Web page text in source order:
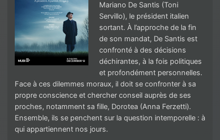
Mariano De Santis (Toni
Servillo), le président italien
sortant. À l’approche de la fin
de son mandat, De Santis est
confronté à des décisions
déchirantes, à la fois politiques
et profondément personnelles.
Face à ces dilemmes moraux, il doit se confronter à sa
propre conscience et chercher conseil auprès de ses
proches, notamment sa fille, Dorotea (Anna Ferzetti).
Ensemble, ils se penchent sur la question intemporelle : à
qui appartiennent nos jours.